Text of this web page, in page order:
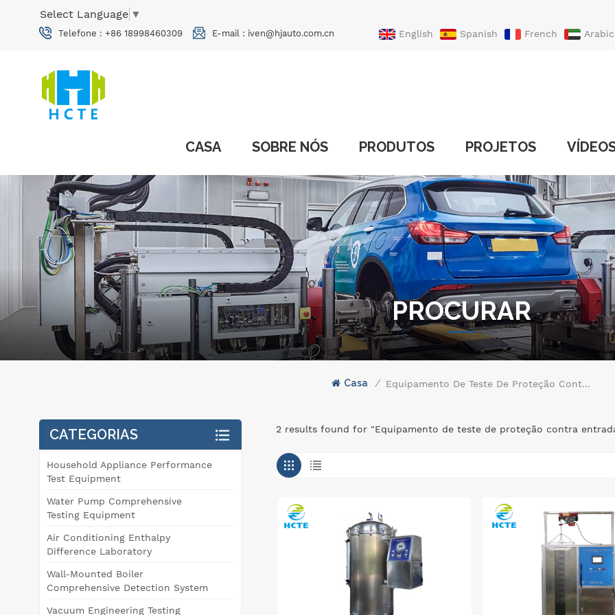
Select Language ▼
Telefone : +86 18998460309 E-mail : iven@hjauto.com.cn English Spanish French
Arabic
CASA SOBRE NÓS PRODUTOS PROJETOS
PROCURAR
Casa / Equipamento De Teste De Proteção Contra Entrada
2 results found for "Equipamento de teste de proteção contra
CATEGORIAS
Household Appliance Performance
Test Equipment
Water Pump Comprehensive
Testing Equipment
Air Conditioning Enthalpy
Difference Laboratory
Wall-Mounted Boiler
Comprehensive Detection System
Vacuum Engineering Testing